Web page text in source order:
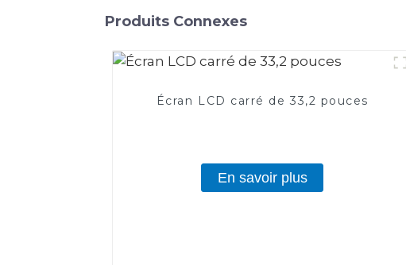
Produits Connexes
Écran LCD carré de 33,2 pouces
En savoir plus